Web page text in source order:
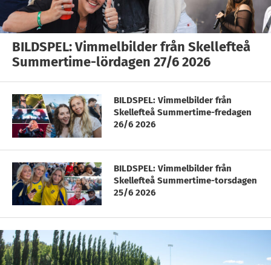
BILDSPEL: Vimmelbilder från Skellefteå
Summertime-lördagen 27/6 2026
BILDSPEL: Vimmelbilder från
Skellefteå Summertime-fredagen
26/6 2026
BILDSPEL: Vimmelbilder från
Skellefteå Summertime-torsdagen
25/6 2026